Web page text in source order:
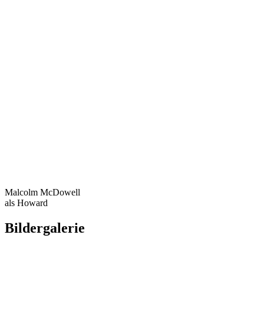
Malcolm McDowell
als Howard
Bildergalerie